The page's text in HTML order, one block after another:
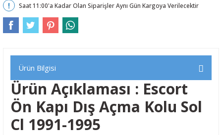
Saat 11:00'a Kadar Olan Siparişler Aynı Gün Kargoya Verilecektir
Ürün Bilgisi
Ürün Açıklaması : Escort
Ön Kapı Dış Açma Kolu Sol
Cl 1991-1995